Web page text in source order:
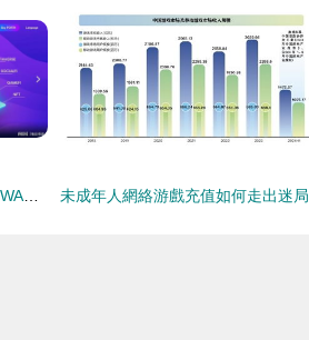
未成年人網絡游戲充值如何走出迷局